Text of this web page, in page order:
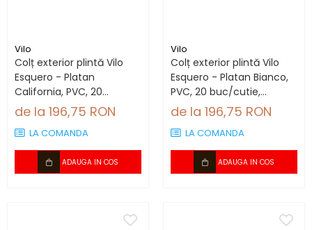
Vilo
Colț exterior plintă Vilo
Esquero - Platan
California, PVC, 20
buc/cutie, compatibil
plintă 66.6 mm
de la 196,75 RON
LA COMANDA
ADAUGA IN COS
Vilo
Colț exterior plintă Vilo
Esquero - Platan Bianco,
PVC, 20 buc/cutie,
compatibil plintă 66.6
de la 196,75 RON
LA COMANDA
ADAUGA IN COS